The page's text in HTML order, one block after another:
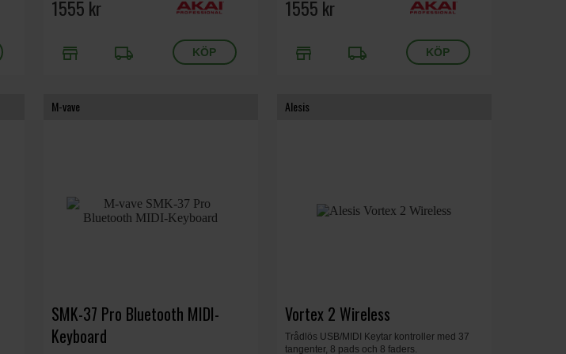
1555 kr
store local_shipping
Vit.
1555 kr
store local_shipping
M-vave
SMK-37 Pro Bluetooth MIDI-
Keyboard
Alesis
Vortex 2 Wireless
Trådlös USB/MIDI Keytar kontroller med 37
tangenter, 8 pads och 8 faders.